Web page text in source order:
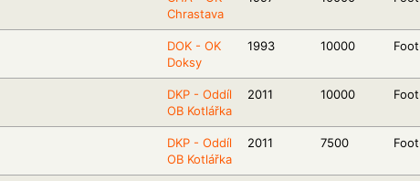
Chrastava
DOK - OK
Doksy
1993 10000
DKP - Oddíl
OB Kotlářka
2011 10000
DKP - Oddíl
OB Kotlářka
2011 7500